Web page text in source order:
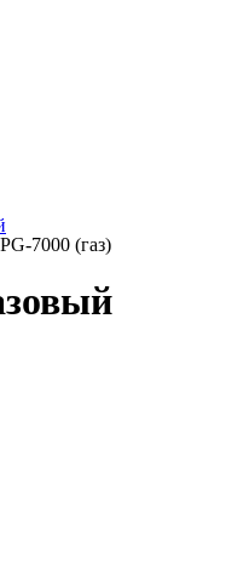
7000 (газ)